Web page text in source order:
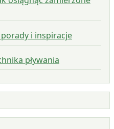
i inspiracje
pływania